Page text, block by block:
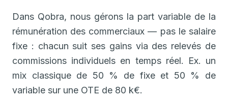
Dans Qobra, nous gérons la part variable de la
rémunération des commerciaux — pas le salaire
fixe : chacun suit ses gains via des relevés de
commissions individuels en temps réel. Ex. un
mix classique de 50 % de fixe et 50 % de
variable sur une OTE de 80 k€.